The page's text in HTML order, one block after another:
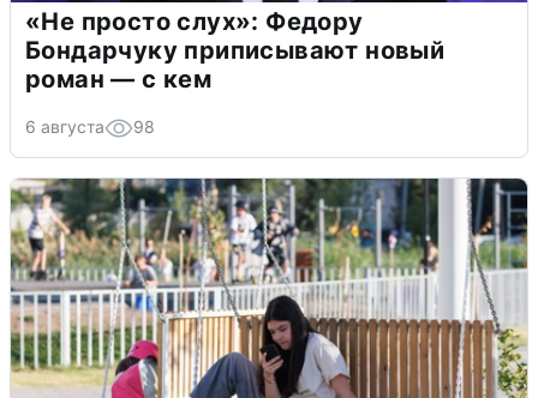
«Не просто слух»: Федору
Бондарчуку приписывают новый
роман — с кем
6 августа 98